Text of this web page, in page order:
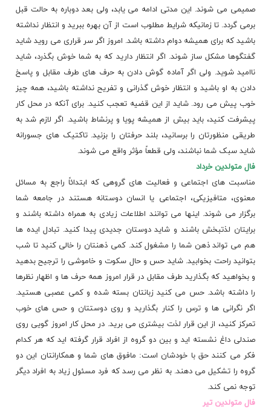
صمیمی می شوند. این مدتی ادامه می یابد، ولی بعد دوباره به حالت قبل
برمی گردد. تا زمانیکه شرایط مطلوب است از آن بهره ببرید و انتظار نداشته
باشید که برای همیشه دوام داشته باشد. امروز اگر سر قراری می روید شاید
گفتگوها مشکل ساز شوند. اگر انتظار دارید که به شما خوش بگذرد، شاید
ناامید شوید. ولی اگر آماده گوش دادن به حرف های طرف مقابل و پاسخ
دادن به او باشید و انتظار خوش گذرانی و تفریح نداشته باشید، همه چیز
خوب پیش می رود. شاید از این قضیه تعجب کنید. برای آنکه در محل کار
پیشرفت کنید، باید بیش از همیشه پویا و پرنشاط باشید. اگر لازم شد به
طریقی منظورتان را برسانید، بلند حرفتان را بزنید. تاکتیک های جسورانه
شاید سبک شما نباشند، ولی قطعاً مؤثر واقع می شوند.
فال متولدین خرداد
مناسبت های اجتماعی و فعالیت های گروهی که ابتدائاً راجع به مسائل
معنوی، متافیزیکی، اجتماعی یا انسان دوستانه هستند در جامعه شما
برگزار می شوند. اینها می توانند اطلاعات زیادی به همراه داشته باشند و
برایتان لذتبخش باشند و شاید دوستان جدیدی پیدا کنید. تبادل ایده ها
هم می تواند ذهن شما را مشغول کند. کمی ذهنتان را خالی کنید تا شب
بتوانید راحت بخوابید. شاید حس و حال سکوت و خاموشی را ترجیح بدهید
و بخواهید که بگذارید طرف مقابل در قرار امروز همه حرف ها و اظهار نظرها
را داشته باشد. حس می کنید زبانتان بسته شده و کمی عصبی هستید.
اگر نگرانی ها و ترس را کنار بگذارید و روی دوستتان و حس های خوب
تمرکز کنید، از این قرار لذت بیشتری می برید. در محل کار امروز گویی روی
صندلی داغ نشسته اید و بین دو گروه از افراد قرار گرفته اید که هر کدام
فکر می کنند حق با خودشان است: مافوق های شما و همکارانتان این دو
گروه را تشکیل می دهند. به نظر می رسد که فرد مسئول زیاد به افراد دیگر
توجه نمی کند.
فال متولدین تیر